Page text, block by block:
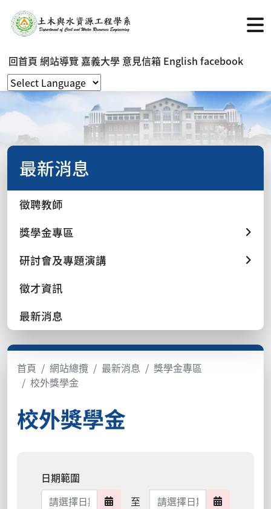
回首頁 網站導覽 嘉義大學 意見信箱 English facebook
最新消息
徵聘教師
獎學金專區
研討會及專題演講
徵才資訊
最新消息
首頁 網站總攬 最新消息
獎學金專區
校外獎學金
校外獎學金
日期範圍
日期範圍開始
至 日期範圍結束 日期範圍